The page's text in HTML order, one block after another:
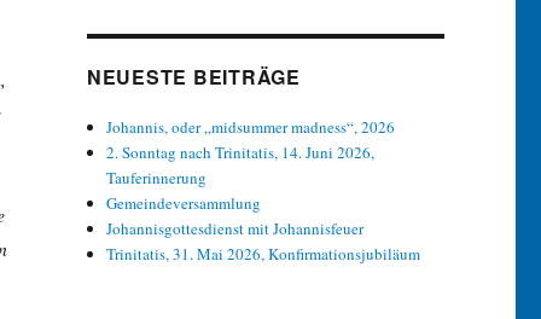
NEUESTE BEITRÄGE
Johannis, oder „midsummer madness“, 2026
2. Sonntag nach Trinitatis, 14. Juni 2026,
Tauferinnerung
Gemeindeversammlung
Johannisgottesdienst mit Johannisfeuer
Trinitatis, 31. Mai 2026, Konfirmationsjubiläum